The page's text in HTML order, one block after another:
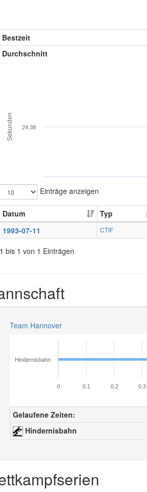
Bestzeit
Durchschnitt
Sekunden 24.38
Einträge anzeigen
Datum
Typ
1993-07-11
CTIF
1 bis 1 von 1 Einträgen
Team Hannover
Hindernisbahn
0 0.1 0.2 0.3
Gelaufene Zeiten:
Hindernisbahn